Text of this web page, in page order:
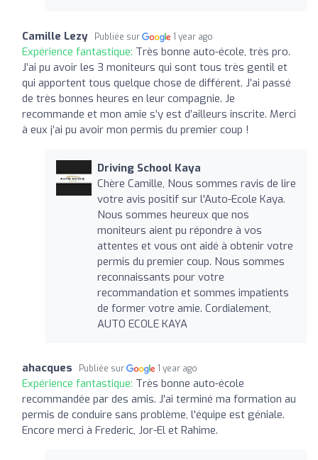
Camille Lezy Publiée sur 1 year ago
Expérience fantastique: Très bonne auto-école, très pro.
J’ai pu avoir les 3 moniteurs qui sont tous très gentil et
qui apportent tous quelque chose de différent. J’ai passé
de très bonnes heures en leur compagnie. Je
recommande et mon amie s’y est d’ailleurs inscrite. Merci
à eux j’ai pu avoir mon permis du premier coup !
Driving School Kaya
Chère Camille, Nous sommes ravis de lire
votre avis positif sur l'Auto-Ecole Kaya.
Nous sommes heureux que nos
moniteurs aient pu répondre à vos
attentes et vous ont aidé à obtenir votre
permis du premier coup. Nous sommes
reconnaissants pour votre
recommandation et sommes impatients
de former votre amie. Cordialement,
AUTO ECOLE KAYA
ahacques Publiée sur 1 year ago
Expérience fantastique: Très bonne auto-école
recommandée par des amis. J'ai terminé ma formation au
permis de conduire sans problème, l'équipe est géniale.
Encore merci à Frederic, Jor-El et Rahime.